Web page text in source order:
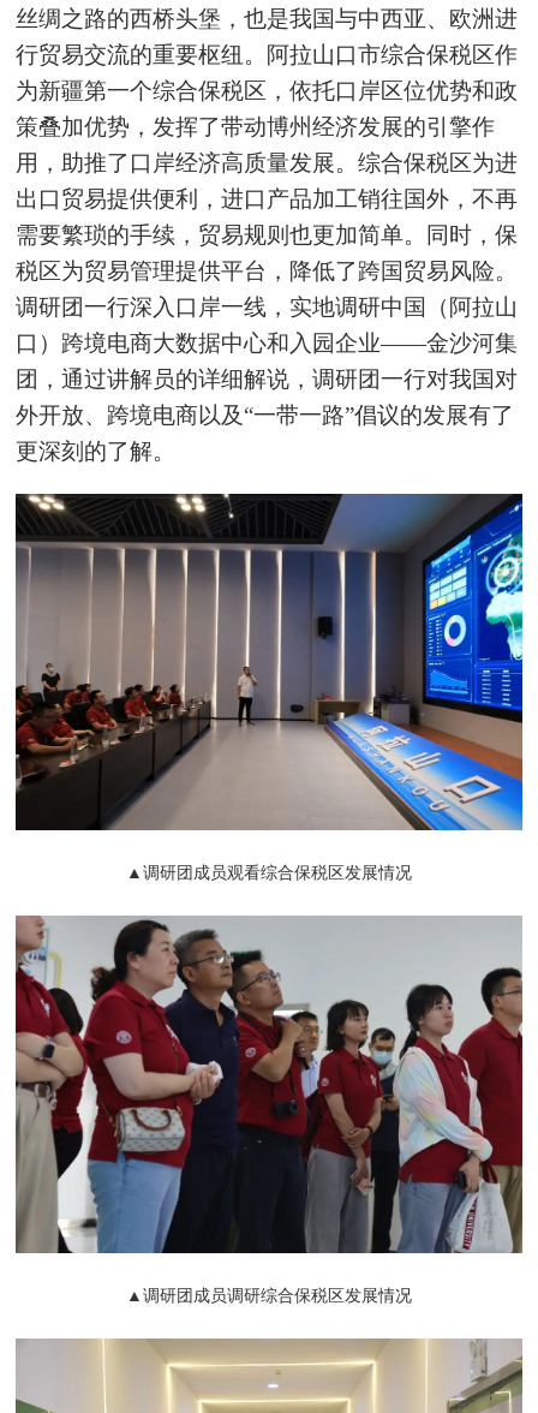
丝绸之路的西桥头堡，也是我国与中西亚、欧洲进
行贸易交流的重要枢纽。阿拉山口市综合保税区作
为新疆第一个综合保税区，依托口岸区位优势和政
策叠加优势，发挥了带动博州经济发展的引擎作
用，助推了口岸经济高质量发展。综合保税区为进
出口贸易提供便利，进口产品加工销往国外，不再
需要繁琐的手续，贸易规则也更加简单。同时，保
税区为贸易管理提供平台，降低了跨国贸易风险。
调研团一行深入口岸一线，实地调研中国（阿拉山
口）跨境电商大数据中心和入园企业——金沙河集
团，通过讲解员的详细解说，调研团一行对我国对
外开放、跨境电商以及“一带一路”倡议的发展有了
更深刻的了解。
▲调研团成员观看综合保税区发展情况
▲调研团成员调研综合保税区发展情况